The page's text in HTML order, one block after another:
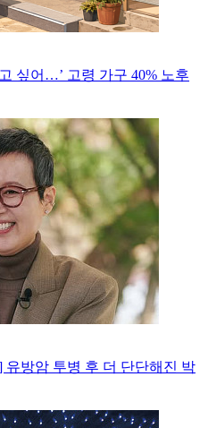
싶어…’ 고령 가구 40% 노후
유방암 투병 후 더 단단해진 박